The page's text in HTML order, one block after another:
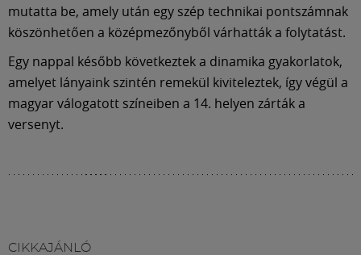
mutatta be, amely után egy szép technikai pontszámnak
köszönhetően a középmezőnyből várhatták a folytatást.
Egy nappal később következtek a dinamika gyakorlatok,
amelyet lányaink szintén remekül kiviteleztek, így végül a
magyar válogatott színeiben a 14. helyen zárták a
versenyt.
CIKKAJÁNLÓ
English